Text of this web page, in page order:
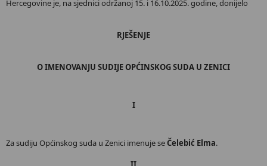
Hercegovine je, na sjednici održanoj 15. i 16.10.2025. godine, donijelo
RJEŠENJE
O IMENOVANJU SUDIJE OPĆINSKOG SUDA U ZENICI
I
Za sudiju Općinskog suda u Zenici imenuje seČelebić Elma.